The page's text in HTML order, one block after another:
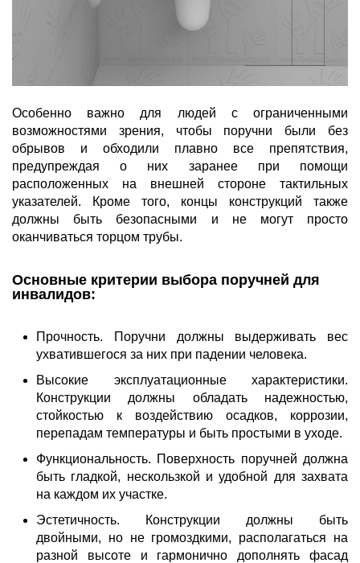
Особенно важно для людей с ограниченными
возможностями зрения, чтобы поручни были без
обрывов и обходили плавно все препятствия,
предупреждая о них заранее при помощи
расположенных на внешней стороне тактильных
указателей. Кроме того, концы конструкций также
должны быть безопасными и не могут просто
оканчиваться торцом трубы.
Основные критерии выбора поручней для
инвалидов:
Прочность. Поручни должны выдерживать вес
ухватившегося за них при падении человека.
Высокие эксплуатационные характеристики.
Конструкции должны обладать надежностью,
стойкостью к воздействию осадков, коррозии,
перепадам температуры и быть простыми в уходе.
Функциональность. Поверхность поручней должна
быть гладкой, нескользкой и удобной для захвата
на каждом их участке.
Эстетичность. Конструкции должны быть
двойными, но не громоздкими, располагаться на
разной высоте и гармонично дополнять фасад